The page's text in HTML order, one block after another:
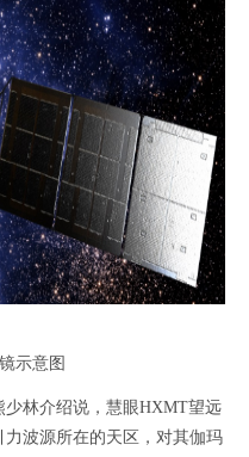
示意图
林介绍说，慧眼HXMT望远
波源所在的天区，对其伽玛